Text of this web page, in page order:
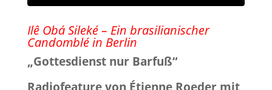
Ilê Obá Sileké – Ein brasilianischer
Candomblé in Berlin
„Gottesdienst nur Barfuß“